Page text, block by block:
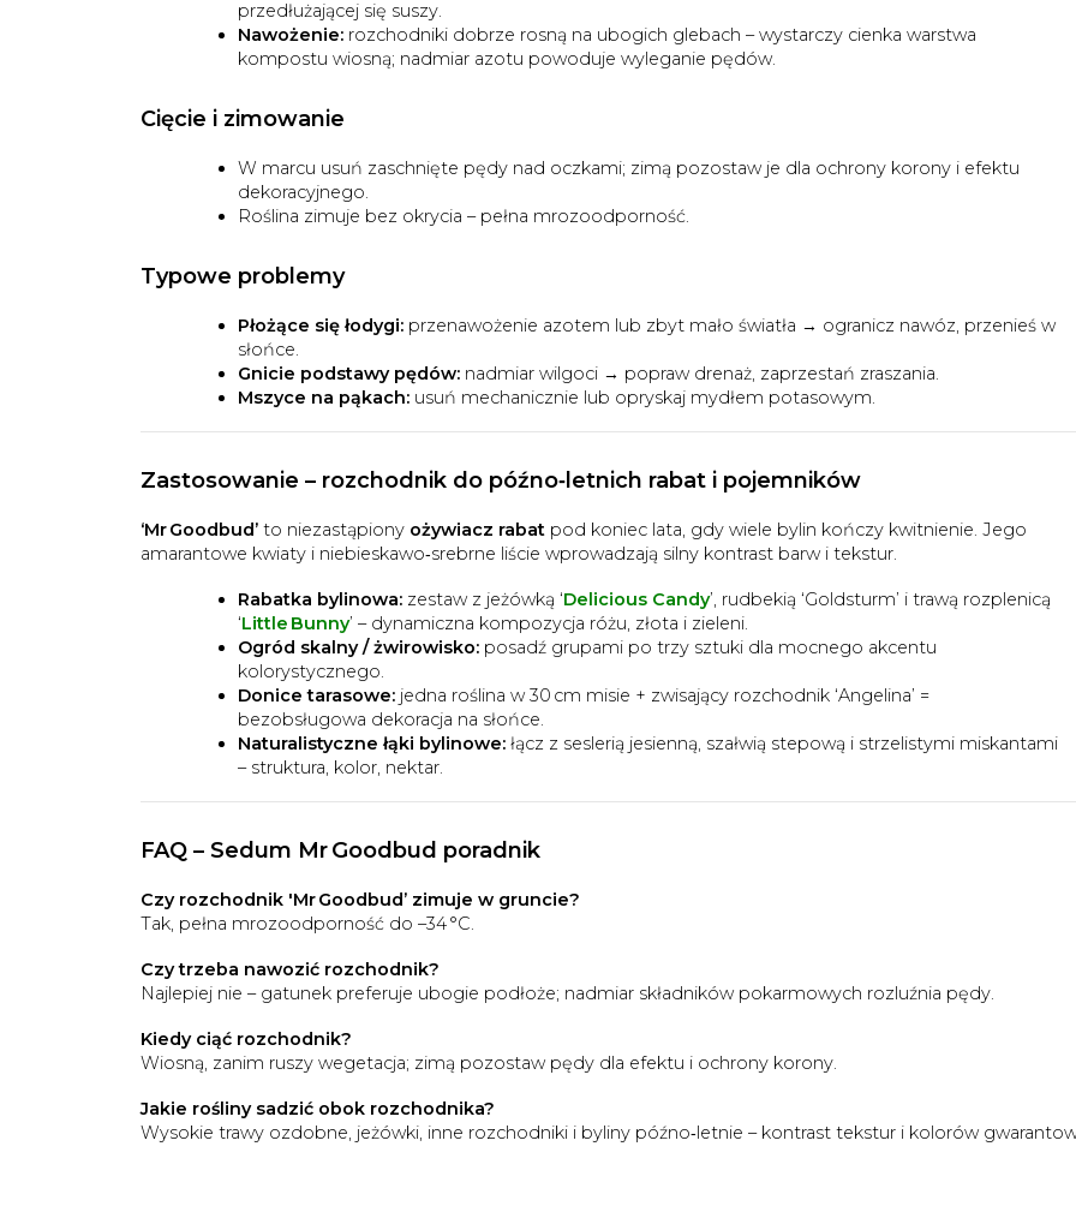
przedłużającej się suszy.
Nawożenie: rozchodniki dobrze rosną na ubogich glebach – wystarczy cienka warstwa
kompostu wiosną; nadmiar azotu powoduje wyleganie pędów.
Cięcie i zimowanie
W marcu usuń zaschnięte pędy nad oczkami; zimą pozostaw je dla ochrony korony i efektu
dekoracyjnego.
Roślina zimuje bez okrycia – pełna mrozoodporność.
Typowe problemy
Płożące się łodygi: przenawożenie azotem lub zbyt mało światła → ogranicz nawóz, przenieś w
słońce.
Gnicie podstawy pędów: nadmiar wilgoci → popraw drenaż, zaprzestań zraszania.
Mszyce na pąkach: usuń mechanicznie lub opryskaj mydłem potasowym.
Zastosowanie – rozchodnik do późno‑letnich rabat i pojemników
‘Mr Goodbud’ to niezastąpiony ożywiacz rabat pod koniec lata, gdy wiele bylin kończy kwitnienie. Jego
amarantowe kwiaty i niebieskawo‑srebrne liście wprowadzają silny kontrast barw i tekstur.
Rabatka bylinowa: zestaw z jeżówką ‘Delicious Candy’, rudbekią ‘Goldsturm’ i trawą rozplenicą
‘Little Bunny’ – dynamiczna kompozycja różu, złota i zieleni.
Ogród skalny / żwirowisko: posadź grupami po trzy sztuki dla mocnego akcentu
kolorystycznego.
Donice tarasowe: jedna roślina w 30 cm misie + zwisający rozchodnik ‘Angelina’ =
bezobsługowa dekoracja na słońce.
Naturalistyczne łąki bylinowe: łącz z seslerią jesienną, szałwią stepową i strzelistymi miskantami
– struktura, kolor, nektar.
FAQ – Sedum Mr Goodbud poradnik
Czy rozchodnik 'Mr Goodbud’ zimuje w gruncie?
Tak, pełna mrozoodporność do –34 °C.
Czy trzeba nawozić rozchodnik?
Najlepiej nie – gatunek preferuje ubogie podłoże; nadmiar składników pokarmowych rozluźnia pędy.
Kiedy ciąć rozchodnik?
Wiosną, zanim ruszy wegetacja; zimą pozostaw pędy dla efektu i ochrony korony.
Jakie rośliny sadzić obok rozchodnika?
Wysokie trawy ozdobne, jeżówki, inne rozchodniki i byliny późno‑letnie – kontrast tekstur i kolorów